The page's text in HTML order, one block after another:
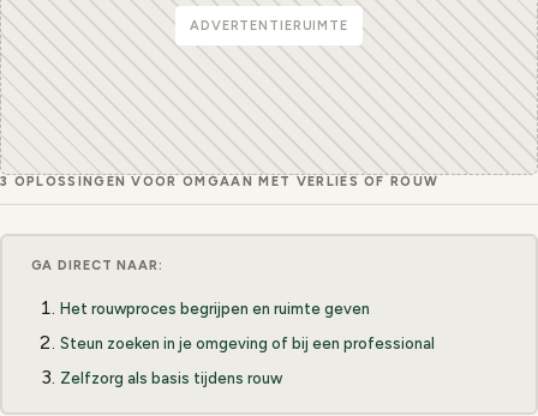
ADVERTENTIERUIMTE
3 OPLOSSINGEN VOOR OMGAAN MET VERLIES OF ROUW
GA DIRECT NAAR:
Het rouwproces begrijpen en ruimte geven
Steun zoeken in je omgeving of bij een professional
Zelfzorg als basis tijdens rouw